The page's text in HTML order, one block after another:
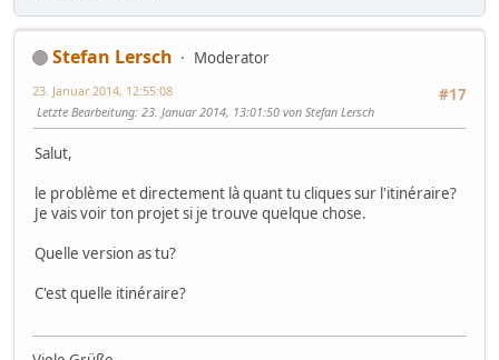
Stefan Lersch
Moderator
#17
23. Januar 2014, 12:55:08
Letzte Bearbeitung: 23. Januar 2014, 13:01:50 von Stefan Lersch
Salut,
le problème et directement là quant tu cliques sur l'itinéraire?
Je vais voir ton projet si je trouve quelque chose.
Quelle version as tu?
C'est quelle itinéraire?